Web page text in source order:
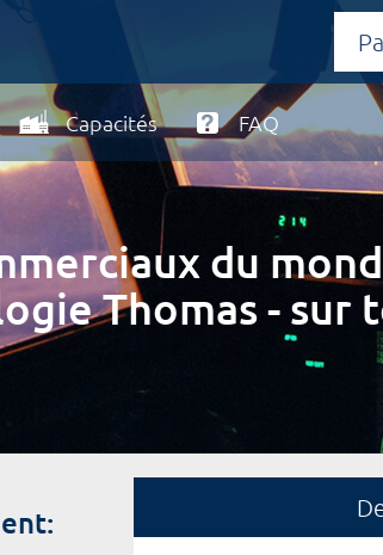
Capacités FAQ
du
Thomas - sur